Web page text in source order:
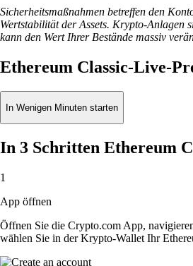
Sicherheitsmaßnahmen betreffen den
Wertstabilität der Assets. Krypto-Anlagen
kann den Wert Ihrer Bestände massiv
Ethereum Classic-Live-
In Wenigen Minuten starten
In 3 Schritten Ethereum
1
App öffnen
Öffnen Sie die Crypto.com App,
wählen Sie in der Krypto-Wallet Ihr